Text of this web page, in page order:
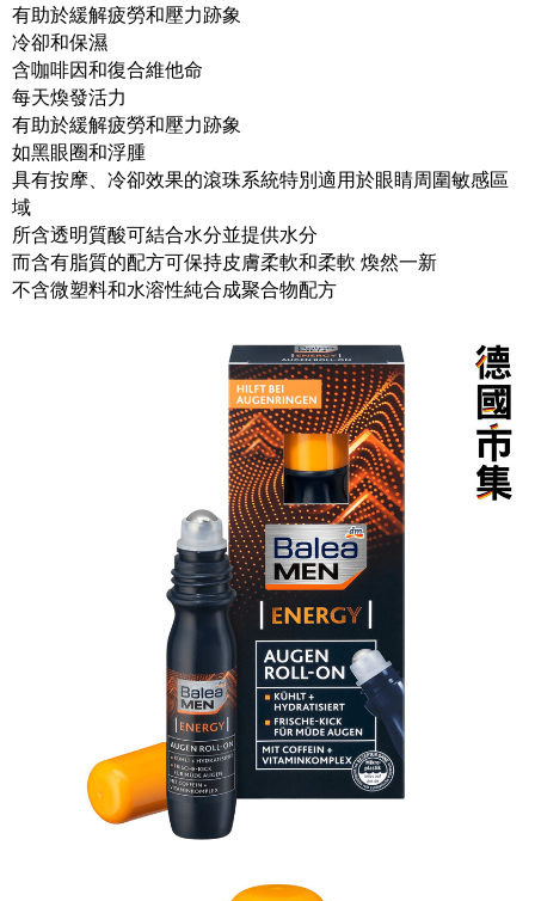
有助於緩解疲勞和壓力跡象
冷卻和保濕
含咖啡因和復合維他命
每天煥發活力
有助於緩解疲勞和壓力跡象
如黑眼圈和浮腫
具有按摩、冷卻效果的滾珠系統特別適用於眼睛周圍敏感區
域
所含透明質酸可結合水分並提供水分
而含有脂質的配方可保持皮膚柔軟和柔軟 煥然一新
不含微塑料和水溶性純合成聚合物配方